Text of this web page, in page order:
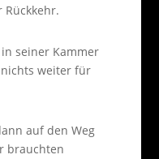
seiner Kammer
weiter für
auf den Weg
brauchten